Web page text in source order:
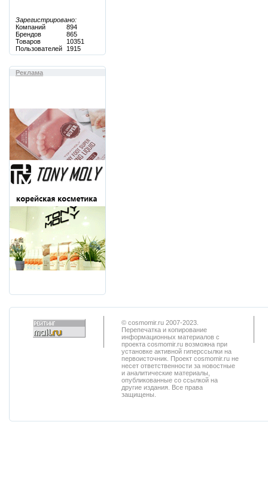
Зарегистрировано:
Компаний
894
Брендов
865
Товаров
10351
Пользователей
1915
Реклама
© cosmomir.ru 2007-2023.
Перепечатка и копирование
информационных материалов с
проекта cosmomir.ru возможна при
установке активной гиперссылки на
первоисточник. Проект cosmomir.ru не
несет ответственности за новостные
и аналитические материалы,
опубликованные со ссылкой на
другие издания. Все права
защищены.